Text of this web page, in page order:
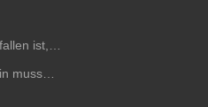
ist,…
muss…